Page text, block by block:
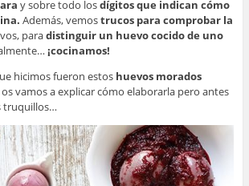
y sobre todo losdígitos que indican cómo
Además, vemostrucos para comprobar la
paradistinguir un huevo cocido de uno
¡cocinamos!
hicimos fueron estos huevos morados
vamos a explicar cómo elaborarla pero antes
truquillos…